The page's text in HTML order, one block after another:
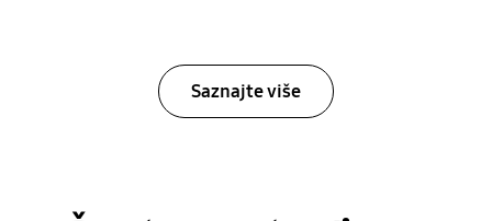
Saznajte više